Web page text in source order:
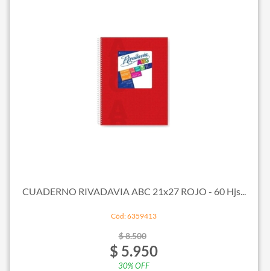
CUADERNO RIVADAVIA ABC 21x27 ROJO - 60 Hjs...
Cód: 6359413
$ 8.500
$ 5.950
30% OFF